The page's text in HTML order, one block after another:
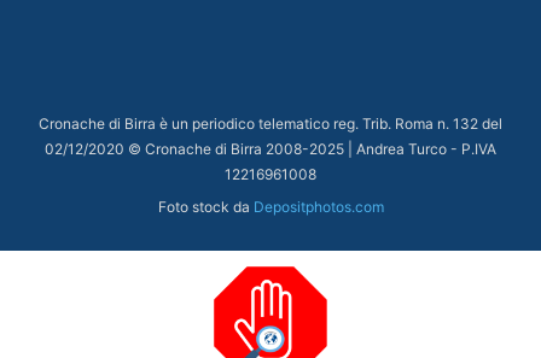
Cronache di Birra è un periodico telematico reg. Trib. Roma n. 132 del
02/12/2020 © Cronache di Birra 2008-2025 | Andrea Turco - P.IVA
12216961008
Foto stock da Depositphotos.com